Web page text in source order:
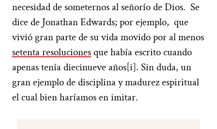
necesidad de someternos al señorío de Dios. Se
dice de Jonathan Edwards; por ejemplo, que
vivió gran parte de su vida movido por al menos
setenta resolucionesque había escrito cuando
apenas tenía diecinueve años[i]. Sin duda, un
gran ejemplo de disciplina y madurez espiritual
el cual bien haríamos en imitar.